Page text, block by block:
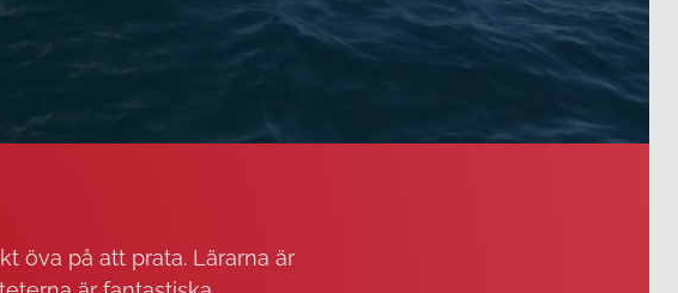
öva på att prata. Lärarna är